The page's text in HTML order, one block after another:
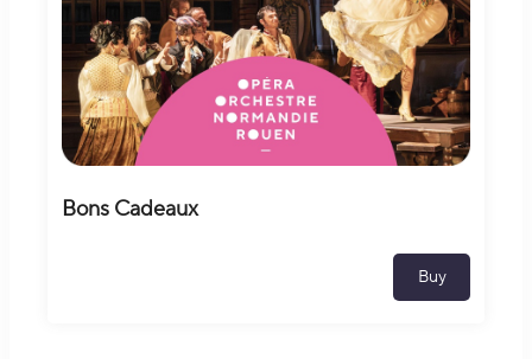
Bons Cadeaux
Buy